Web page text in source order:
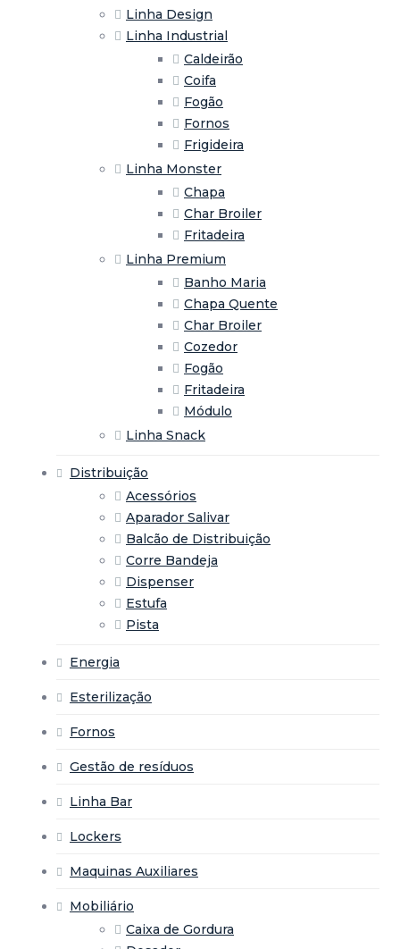
Linha Design
Linha Industrial
Caldeirão
Coifa
Fogão
Fornos
Frigideira
Linha Monster
Chapa
Char Broiler
Fritadeira
Linha Premium
Banho Maria
Chapa Quente
Char Broiler
Cozedor
Fogão
Fritadeira
Módulo
Linha Snack
Distribuição
Acessórios
Aparador Salivar
Balcão de Distribuição
Corre Bandeja
Dispenser
Estufa
Pista
Energia
Esterilização
Fornos
Gestão de resíduos
Linha Bar
Lockers
Maquinas Auxiliares
Mobiliário
Caixa de Gordura